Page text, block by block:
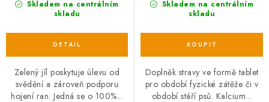
Skladem na centrálním
skladu
Zelený jíl poskytuje úlevu od
svědění a zároveň podporu
hojení ran. Jedná se o 100%...
Skladem na centrálním
skladu
Doplněk stravy ve formě tablet
pro období fyzické zátěže či v
období stáří psů. Kalcium...